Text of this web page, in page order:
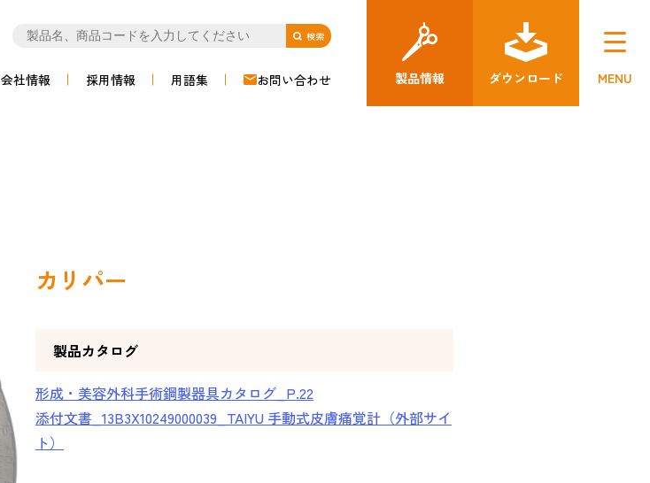
会社情報 採用情報 用語集 お問い合わせ 製品情報 ダウンロード MENU
カリパー
製品カタログ
形成・美容外科手術鋼製器具カタログ_P.22
添付文書_13B3X10249000039_TAIYU 手動式皮膚痛覚計（外部サイ
ト）